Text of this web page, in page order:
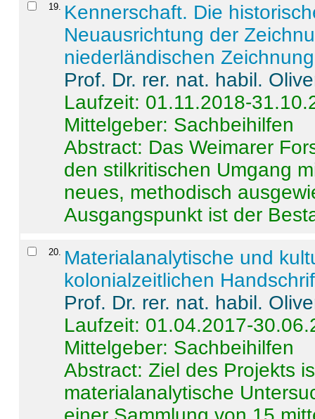
19
Kennerschaft. Die
Neuausrichtung der
niederländischen
Prof. Dr. rer. nat. habil.
Laufzeit: 01.11.2018-
Mittelgeber: Sachbeihilfen
Abstract: Das Weimarer
den stilkritischen Umgang
neues, methodisch
Ausgangspunkt ist der
20
Materialanalytische und
kolonialzeitlichen
Prof. Dr. rer. nat. habil.
Laufzeit: 01.04.2017-
Mittelgeber: Sachbeihilfen
Abstract:Ziel des Projekts
materialanalytische